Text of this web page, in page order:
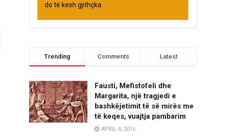
do të kesh gjithçka.
Trending Comments Latest
Fausti, Mefistofeli dhe
Margarita, një tragjedi e
bashkëjetimit të së mirës me
të keqes, vuajtja pambarim
APRIL 4, 2016